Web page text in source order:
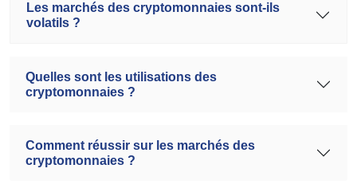
Les marchés des cryptomonnaies sont-ils
volatils ?
Quelles sont les utilisations des
cryptomonnaies ?
Comment réussir sur les marchés des
cryptomonnaies ?